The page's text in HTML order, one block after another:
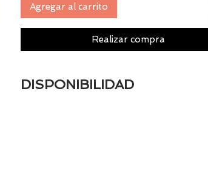
Agregar al carrito
Realizar compra
DISPONIBILIDAD